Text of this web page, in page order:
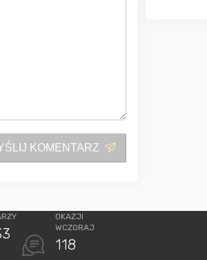
KOMENTARZ
OKAZJI
WCZORAJ
118